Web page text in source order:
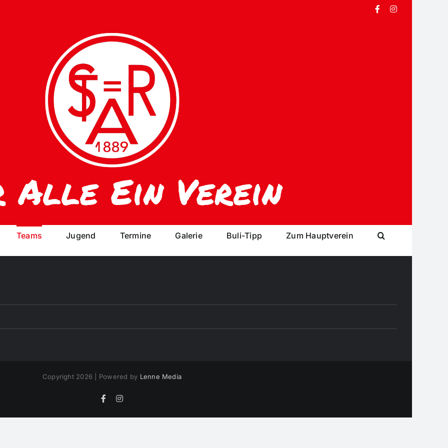
FacebookInstagram
Teams Jugend Termine Galerie Buli-Tipp Zum Hauptverein
Copyright 2026 | Powered by Lenne Media
FacebookInstagram